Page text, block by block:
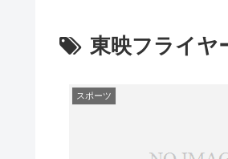
東映フライヤ
スポーツ